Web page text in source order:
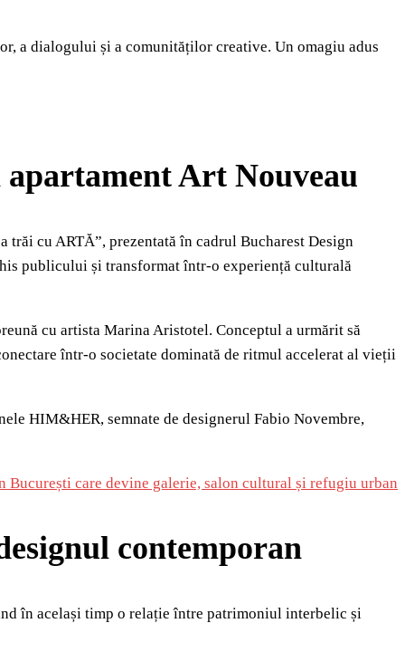
a dialogului și a comunităților creative. Un omagiu adus
Art Nouveau
cu ARTĂ”, prezentată în cadrul Bucharest Design
publicului și transformat într-o experiență culturală
cu artista Marina Aristotel. Conceptul a urmărit să
într-o societate dominată de ritmul accelerat al vieții
HIM&HER, semnate de designerul Fabio Novembre,
București care devine galerie, salon cultural și refugiu urban
contemporan
în același timp o relație între patrimoniul interbelic și